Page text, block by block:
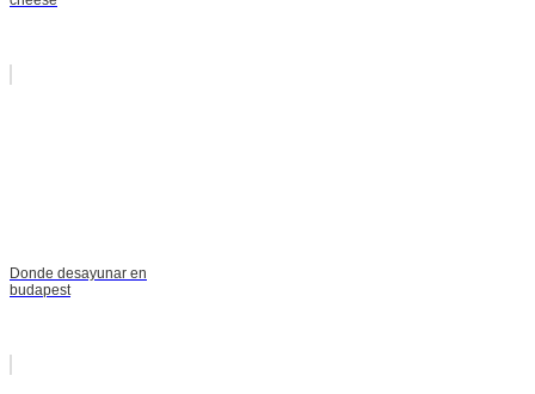
Donde desayunar en
budapest